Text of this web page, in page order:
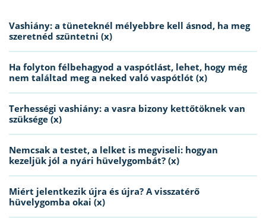
Vashiány: a tüneteknél mélyebbre kell ásnod, ha meg
szeretnéd szüntetni (x)
Ha folyton félbehagyod a vaspótlást, lehet, hogy még
nem találtad meg a neked való vaspótlót (x)
Terhességi vashiány: a vasra bizony kettőtöknek van
szüksége (x)
Nemcsak a testet, a lelket is megviseli: hogyan
kezeljük jól a nyári hüvelygombát? (x)
Miért jelentkezik újra és újra? A visszatérő
hüvelygomba okai (x)